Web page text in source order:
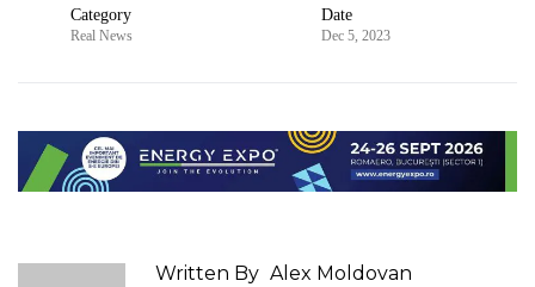
Category
Real News
Date
Dec 5, 2023
Written By Alex Moldovan